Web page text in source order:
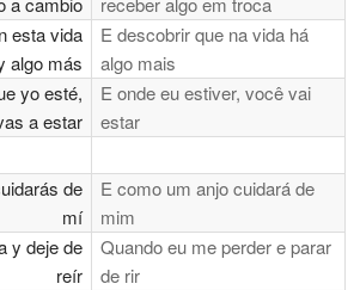
esta vida
algo más
E descobrir que na vida há
algo mais
yo esté,
a estar
E onde eu estiver, você vai
estar
de
mí
E como um anjo cuidará de
mim
y deje de
reír
Quando eu me perder e parar
de rir